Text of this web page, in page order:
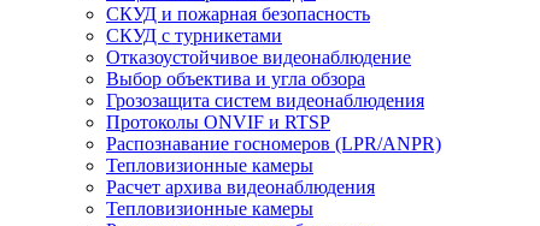
СКУД и пожарная безопасность
СКУД с турникетами
Отказоустойчивое видеонаблюдение
Выбор объектива и угла обзора
Грозозащита систем видеонаблюдения
Протоколы ONVIF и RTSP
Распознавание госномеров (LPR/ANPR)
Тепловизионные камеры
Расчет архива видеонаблюдения
Тепловизионные камеры